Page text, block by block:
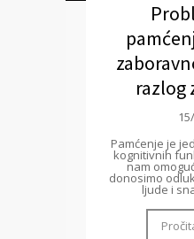
razlog
Pamćenje je
kognitivnih
nam
donosimo
ljude i